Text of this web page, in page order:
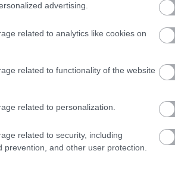
advertising.
related to analytics like cookies on
related to functionality of the website
related to personalization.
related to security, including
and other user protection.
My Causes..pls Join!
Amnesty International
World Food Programe
Vanity Fair